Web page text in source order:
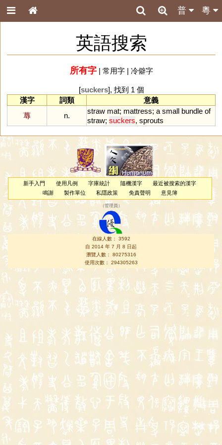
粵
普
英語搜索
所有字| 常用字| 冷僻字
[suckers], 找到 1 個
漢字
詞類
意義
蓐
n.
straw mat; mattress; a small bundle of
straw; suckers, sprouts
新手入門 使用凡例 字庫統計 隨機漢字
最近被搜索的漢字
鳴謝
製作單位 私隱政策 免責聲明 意見簿
（管理員 ）
在線人數： 3592
自 2014 年 7 月 8 日起
瀏覽人數： 80275316
使用次數： 294305263